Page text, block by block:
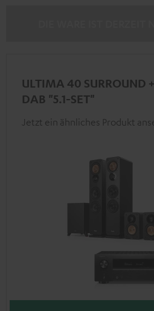
ULTIMA 40 SURROUND
DAB "5.1-SET"
Jetzt ein ähnliches Produkt